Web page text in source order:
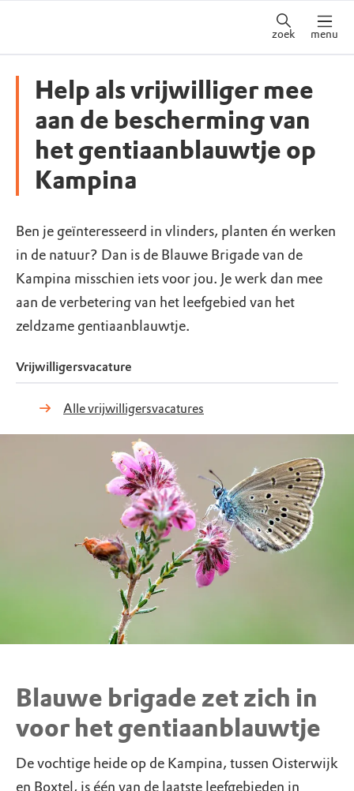
zoek menu
Help als vrijwilliger mee
aan de bescherming van
het gentiaanblauwtje op
Kampina
Ben je geïnteresseerd in vlinders, planten én werken
in de natuur? Dan is de Blauwe Brigade van de
Kampina misschien iets voor jou. Je werk dan mee
aan de verbetering van het leefgebied van het
zeldzame gentiaanblauwtje.
Vrijwilligersvacature
Alle vrijwilligersvacatures
Blauwe brigade zet zich in
voor het gentiaanblauwtje
De vochtige heide op de Kampina, tussen Oisterwijk
en Boxtel, is één van de laatste leefgebieden in